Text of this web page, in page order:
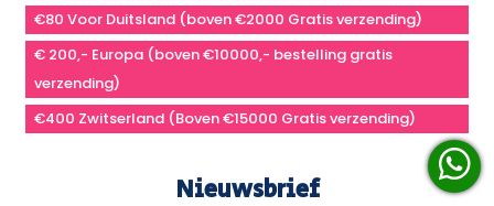
€80 Voor Duitsland (boven €2000 Gratis verzending)
€ 200,- Europa (boven €10000,- bestelling gratis
verzending)
€400 Zwitserland (Boven €15000 Gratis verzending)
Nieuwsbrief